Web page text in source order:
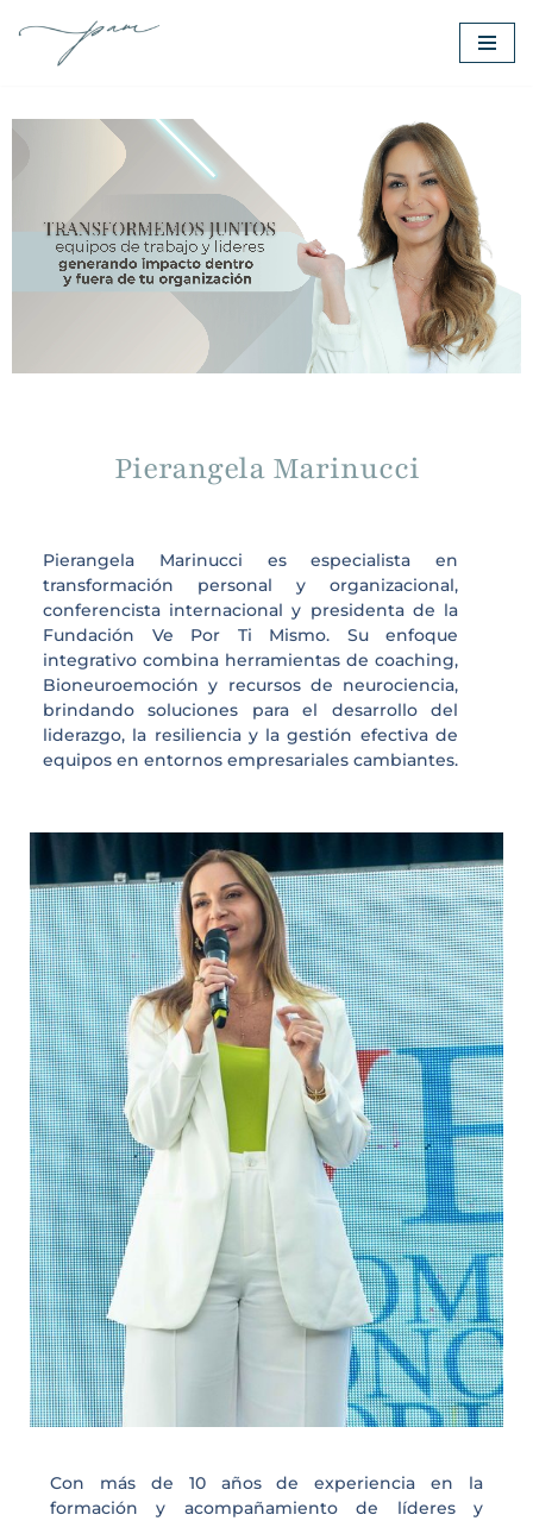
Saltar
contenido
Empresas
Pierangela Marinucci
Pierangela Marinucci es especialista en
transformación personal y organizacional,
conferencista internacional y presidenta de la
Fundación Ve Por Ti Mismo. Su enfoque
integrativo combina herramientas de coaching,
Bioneuroemoción y recursos de neurociencia,
brindando soluciones para el desarrollo del
liderazgo, la resiliencia y la gestión efectiva de
equipos en entornos empresariales cambiantes.
Con más de 10 años de experiencia en la
formación y acompañamiento de líderes y